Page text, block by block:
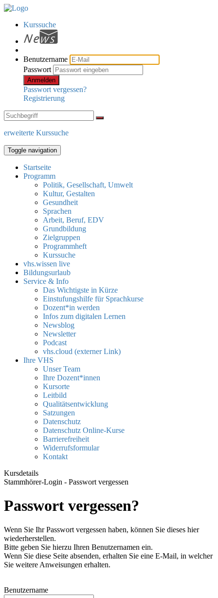
Kurssuche
Benutzername
Passwort
Anmelden
Passwort vergessen?
Registrierung
erweiterte Kurssuche
Toggle navigation
Startseite
Programm
Politik, Gesellschaft, Umwelt
Kultur, Gestalten
Gesundheit
Sprachen
Arbeit, Beruf, EDV
Grundbildung
Zielgruppen
Programmheft
Kurssuche
vhs.wissen live
Bildungsurlaub
Service & Info
Das Wichtigste in Kürze
Einstufungshilfe für Sprachkurse
Dozent*in werden
Infos zum digitalen Lernen
Newsblog
Newsletter
Podcast
vhs.cloud (externer Link)
Ihre VHS
Unser Team
Ihre Dozent*innen
Kursorte
Leitbild
Qualitätsentwicklung
Satzungen
Datenschutz
Datenschutz Online-Kurse
Barrierefreiheit
Widerrufsformular
Kontakt
Kursdetails
Stammhörer-Login - Passwort vergessen
Passwort vergessen?
Wenn Sie Ihr Passwort vergessen haben, können Sie dieses hier
wiederherstellen.
Bitte geben Sie hierzu Ihren Benutzernamen ein.
Wenn Sie diese Seite absenden, erhalten Sie eine E-Mail, in welcher
Sie weitere Anweisungen erhalten.
Benutzername